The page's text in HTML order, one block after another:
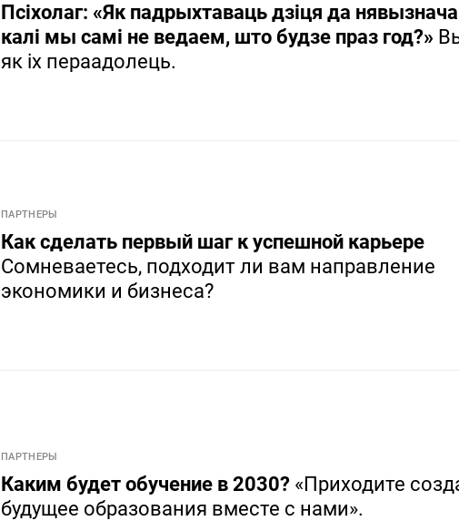
Псіхолаг: «Як падрыхтаваць дзіця да
калі мы самі не ведаем, што будзе праз год?»
як іх пераадолець.
ПАРТНЕРЫ
Как сделать первый шаг к успешной карьере
Сомневаетесь, подходит ли вам направление
экономики и бизнеса?
ПАРТНЕРЫ
Каким будет обучение в 2030? «Приходите
будущее образования вместе с нами».